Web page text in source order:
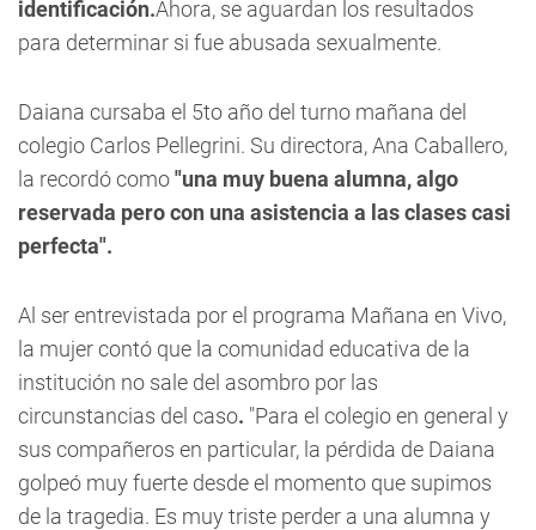
identificación.Ahora, se aguardan los resultados
para determinar si fue abusada sexualmente.
Daiana cursaba el 5to año del turno mañana del
colegio Carlos Pellegrini. Su directora, Ana Caballero,
la recordó como"una muy buena alumna, algo
reservada pero con una asistencia a las clases casi
perfecta".
Al ser entrevistada por el programa Mañana en Vivo,
la mujer contó que la comunidad educativa de la
institución no sale del asombro por las
circunstancias del caso. "Para el colegio en general y
sus compañeros en particular, la pérdida de Daiana
golpeó muy fuerte desde el momento que supimos
de la tragedia. Es muy triste perder a una alumna y